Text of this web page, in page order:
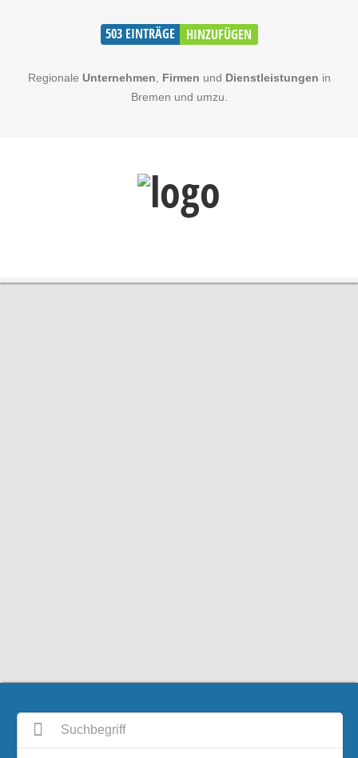
503 EINTRÄGE HINZUFÜGEN
Regionale Unternehmen Firmen und Dienstleistungen in
Bremen und umzu.